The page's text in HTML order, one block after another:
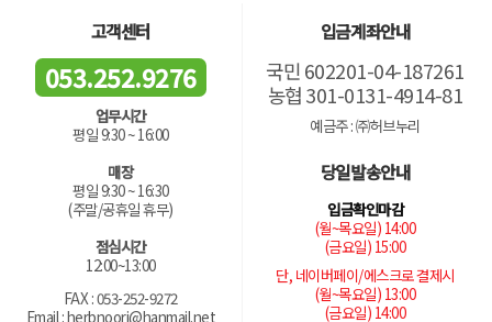
고객센터
053.252.9276
업무시간
평일 9:30 ~ 16:00
매장
평일 9:30 ~ 16:30
(주말/공휴일 휴무)
점심시간
12:00~13:00
FAX : 053-252-9272
Email : herbnoori@hanmail.net
입금계좌안내
국민 602201-04-187261
농협 301-0131-4914-81
예금주 : ㈜허브누리
당일발송안내
입금확인마감
(월~목요일) 14:00
(금요일) 15:00
단, 네이버페이/에스크로 결제시
(월~목요일) 13:00
(금요일) 14:00